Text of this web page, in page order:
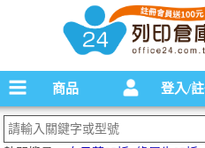
碳粉匣，墨水匣,原廠碳粉匣，副廠碳粉匣
倉庫線上購
商品 登入/